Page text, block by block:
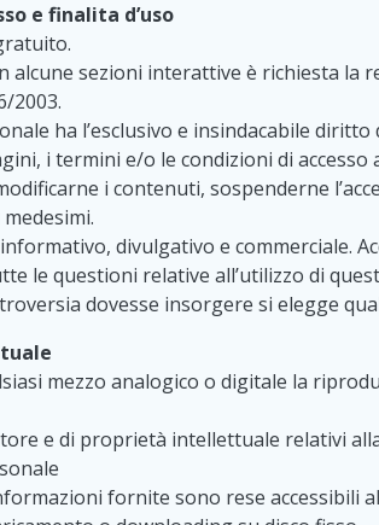
e finalita d’uso
alcune sezioni interattive è richiesta
2003.
ha l’esclusivo e insindacabile
i termini e/o le condizioni di
i contenuti, sospenderne
divulgativo e commerciale.
le questioni relative all’utilizzo di
dovesse insorgere si elegge
mezzo analogico o digitale la
e di proprietà intellettuale relativi
fornite sono rese accessibili